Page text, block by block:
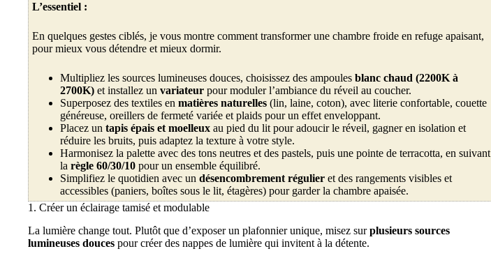
L’essentiel :
En quelques gestes ciblés, je vous montre comment transformer une chambre froide en refuge apaisant,
pour mieux vous détendre et mieux dormir.
Multipliez les sources lumineuses douces, choisissez des ampoules blanc chaud (2200K à
2700K) et installez un variateur pour moduler l’ambiance du réveil au coucher.
Superposez des textiles en matières naturelles (lin, laine, coton), avec literie confortable, couette
généreuse, oreillers de fermeté variée et plaids pour un effet enveloppant.
Placez un tapis épais et moelleux au pied du lit pour adoucir le réveil, gagner en isolation et
réduire les bruits, puis adaptez la texture à votre style.
Harmonisez la palette avec des tons neutres et des pastels, puis une pointe de terracotta, en suivant
la règle 60/30/10 pour un ensemble équilibré.
Simplifiez le quotidien avec un désencombrement régulier et des rangements visibles et
accessibles (paniers, boîtes sous le lit, étagères) pour garder la chambre apaisée.
1. Créer un éclairage tamisé et modulable
La lumière change tout. Plutôt que d’exposer un plafonnier unique, misez surplusieurs sources
lumineuses douces pour créer des nappes de lumière qui invitent à la détente.